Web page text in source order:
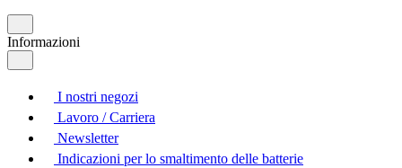
Informazioni
I nostri negozi
Lavoro / Carriera
Newsletter
Indicazioni per lo smaltimento delle batterie